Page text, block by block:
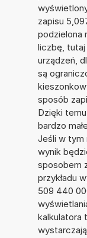
zapisu
podzielona
liczbę,
urządzeń,
są
sposób
Dzięki
bardzo
Jeśli w tym
wynik
sposobem
przykładu
509 440
kalkulatora